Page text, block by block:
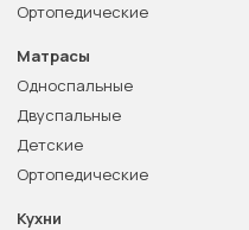
Ортопедические
Матрасы
Односпальные
Двуспальные
Детские
Ортопедические
Кухни